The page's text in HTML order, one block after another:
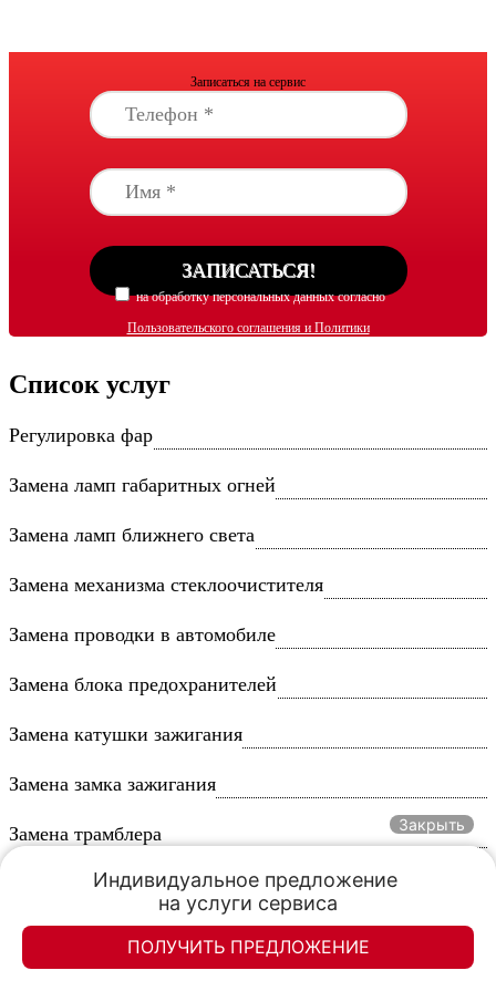
Записаться на сервис
на обработку персональных данных согласно
Пользовательского соглашения и Политики
Список услуг
Регулировка фар
Замена ламп габаритных огней
Замена ламп ближнего света
Замена механизма стеклоочистителя
Замена проводки в автомобиле
Замена блока предохранителей
Замена катушки зажигания
Замена замка зажигания
Замена трамблера
Замена ЭБУ
Замена проводов высокого напряжения
Закрыть
Индивидуальное предложение
на услуги сервиса
ПОЛУЧИТЬ ПРЕДЛОЖЕНИЕ
Элан-моторс
Элан-моторс